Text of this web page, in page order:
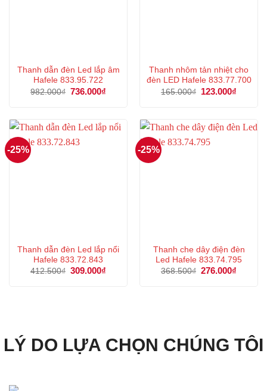
Thanh dẫn đèn Led lắp âm
Hafele 833.95.722
982.000₫ Giá
736.000₫
736.000₫.
Thanh nhôm tản nhiệt cho
đèn LED Hafele 833.77.700
165.000₫
Giá
123.000₫
-25%
Thanh dẫn đèn Led lắp nổi
Hafele 833.72.843
412.500₫ Giá
309.000₫
-25%
Thanh che dây điện đèn
Led Hafele 833.74.795
368.500₫ Giá
276.000₫
LÝ DO LỰA CHỌN CHÚNG TÔI